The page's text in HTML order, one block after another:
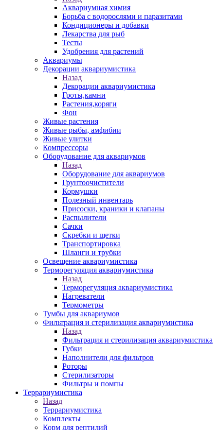
Аквариумная химия
Борьба с водорослями и паразитами
Кондиционеры и добавки
Лекарства для рыб
Тесты
Удобрения для растений
Аквариумы
Декорации аквариумистика
Назад
Декорации аквариумистика
Гроты,камни
Растения,коряги
Фон
Живые растения
Живые рыбы, амфибии
Живые улитки
Компрессоры
Оборудование для аквариумов
Назад
Оборудование для аквариумов
Грунтоочистители
Кормушки
Полезный инвентарь
Присоски, краники и клапаны
Распылители
Сачки
Скребки и щетки
Транспортировка
Шланги и трубки
Освещение аквариумистика
Терморегуляция аквариумистика
Назад
Терморегуляция аквариумистика
Нагреватели
Термометры
Тумбы для аквариумов
Фильтрация и стерилизация аквариумистика
Назад
Фильтрация и стерилизация аквариумистика
Губки
Наполнители для фильтров
Роторы
Стерилизаторы
Фильтры и помпы
Террариумистика
Назад
Террариумистика
Комплекты
Корм для рептилий